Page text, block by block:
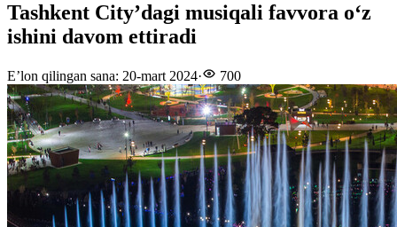
Tashkent City’dagi musiqali favvora o‘z
ishini davom ettiradi
E’lon qilingan sana: 20-mart 2024· 700